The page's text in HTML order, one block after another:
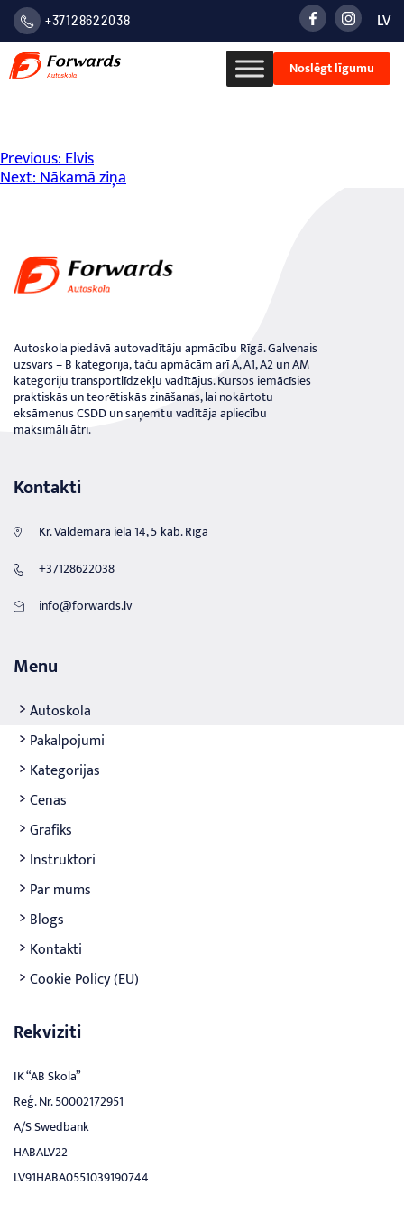
+37128622038 LV
Noslēgt līgumu
Ziņu
izvēlne
Previous:Elvis
Next:Nākamā ziņa
Autoskola piedāvā autovadītāju apmācību Rīgā. Galvenais
uzsvars – B kategorija, taču apmācām arī A, A1, A2 un AM
kategoriju transportlīdzekļu vadītājus. Kursos iemācīsies
praktiskās un teorētiskās zināšanas, lai nokārtotu
eksāmenus CSDD un saņemtu vadītāja apliecību
maksimāli ātri.
Kontakti
Kr. Valdemāra iela 14, 5 kab. Rīga
+37128622038
info@forwards.lv
Menu
Autoskola
Pakalpojumi
Kategorijas
Cenas
Grafiks
Instruktori
Par mums
Blogs
Kontakti
Cookie Policy (EU)
Rekviziti
IK “AB Skola”
Reģ. Nr. 50002172951
A/S Swedbank
HABALV22
LV91HABA0551039190744